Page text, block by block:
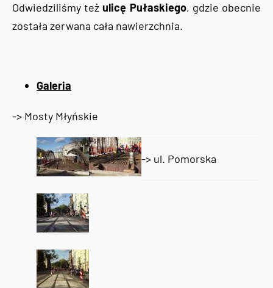
Odwiedziliśmy teżulicę Pułaskiego, gdzie obecnie
została zerwana cała nawierzchnia.
Galeria
-> Mosty Młyńskie
-> ul. Pomorska